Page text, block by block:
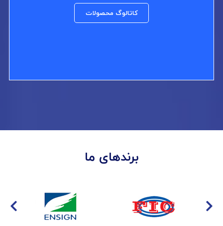
کاتالوگ محصولات
برندهای ما